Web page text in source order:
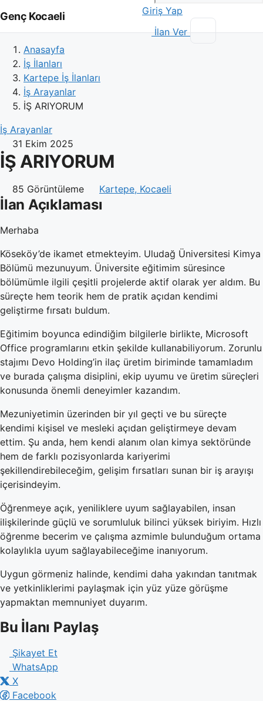
Genç Kocaeli
Giriş Yap
İlan Ver
Anasayfa
İş İlanları
Kartepe İş İlanları
İş Arayanlar
İŞ ARIYORUM
İş Arayanlar
31 Ekim 2025
İŞ ARIYORUM
85 Görüntüleme Kartepe, Kocaeli
İlan Açıklaması
Merhaba
Köseköy’de ikamet etmekteyim. Uludağ Üniversitesi Kimya
Bölümü mezunuyum. Üniversite eğitimim süresince
bölümümle ilgili çeşitli projelerde aktif olarak yer aldım. Bu
süreçte hem teorik hem de pratik açıdan kendimi
geliştirme fırsatı buldum.
Eğitimim boyunca edindiğim bilgilerle birlikte, Microsoft
Office programlarını etkin şekilde kullanabiliyorum. Zorunlu
stajımı Devo Holding’in ilaç üretim biriminde tamamladım
ve burada çalışma disiplini, ekip uyumu ve üretim süreçleri
konusunda önemli deneyimler kazandım.
Mezuniyetimin üzerinden bir yıl geçti ve bu süreçte
kendimi kişisel ve mesleki açıdan geliştirmeye devam
ettim. Şu anda, hem kendi alanım olan kimya sektöründe
hem de farklı pozisyonlarda kariyerimi
şekillendirebileceğim, gelişim fırsatları sunan bir iş arayışı
içerisindeyim.
Öğrenmeye açık, yeniliklere uyum sağlayabilen, insan
ilişkilerinde güçlü ve sorumluluk bilinci yüksek biriyim. Hızlı
öğrenme becerim ve çalışma azmimle bulunduğum ortama
kolaylıkla uyum sağlayabileceğime inanıyorum.
Uygun görmeniz halinde, kendimi daha yakından tanıtmak
ve yetkinliklerimi paylaşmak için yüz yüze görüşme
yapmaktan memnuniyet duyarım.
Bu İlanı Paylaş
Şikayet Et
WhatsApp
X
Facebook